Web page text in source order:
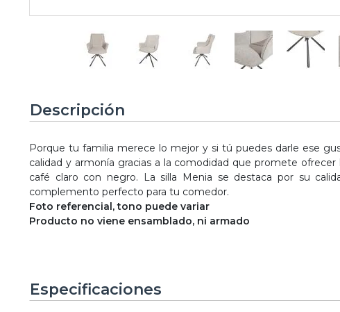
Descripción
Porque tu familia merece lo mejor y si tú puedes darle ese
calidad y armonía gracias a la comodidad que promete
café claro con negro. La silla Menia se destaca por su
complemento perfecto para tu comedor.
Foto referencial, tono puede variar
Producto no viene ensamblado, ni armado
Especificaciones